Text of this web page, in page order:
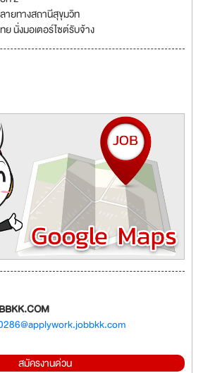
ายทางสถานีสุขุมวิท
ย นั่งมอเตอร์ไซต์รับจ้าง
สมัครงานด่วน